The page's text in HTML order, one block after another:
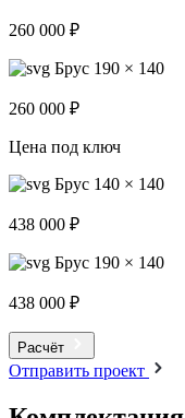
260 000 ₽
Брус 190 × 140
260 000 ₽
Цена под ключ
Брус 140 × 140
438 000 ₽
Брус 190 × 140
438 000 ₽
Расчёт
Отправить проект